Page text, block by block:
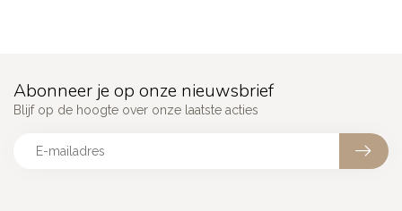
Abonneer je op onze nieuwsbrief
Blijf op de hoogte over onze laatste acties